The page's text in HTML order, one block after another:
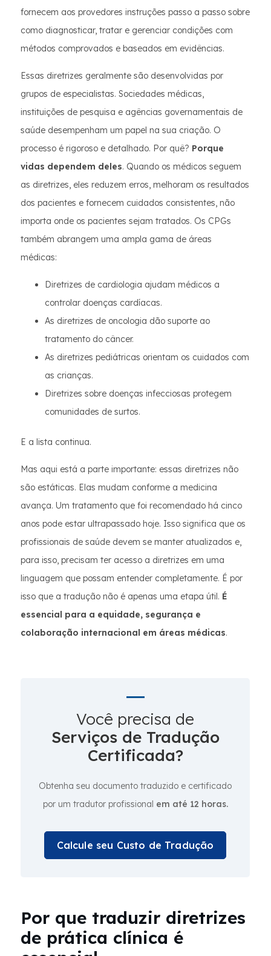
fornecem aos provedores instruções passo a passo sobre
como diagnosticar, tratar e gerenciar condições com
métodos comprovados e baseados em evidências.
Essas diretrizes geralmente são desenvolvidas por
grupos de especialistas. Sociedades médicas,
instituições de pesquisa e agências governamentais de
saúde desempenham um papel na sua criação. O
processo é rigoroso e detalhado. Por quê? Porque
vidas dependem deles. Quando os médicos seguem
as diretrizes, eles reduzem erros, melhoram os resultados
dos pacientes e fornecem cuidados consistentes, não
importa onde os pacientes sejam tratados. Os CPGs
também abrangem uma ampla gama de áreas
médicas:
Diretrizes de cardiologia ajudam médicos a
controlar doenças cardíacas.
As diretrizes de oncologia dão suporte ao
tratamento do câncer.
As diretrizes pediátricas orientam os cuidados com
as crianças.
Diretrizes sobre doenças infecciosas protegem
comunidades de surtos.
E a lista continua.
Mas aqui está a parte importante: essas diretrizes não
são estáticas. Elas mudam conforme a medicina
avança. Um tratamento que foi recomendado há cinco
anos pode estar ultrapassado hoje. Isso significa que os
profissionais de saúde devem se manter atualizados e,
para isso, precisam ter acesso a diretrizes em uma
linguagem que possam entender completamente. É por
isso que a tradução não é apenas uma etapa útil. É
essencial para a equidade, segurança e
colaboração internacional em áreas médicas.
Você precisa de
Serviços de Tradução
Certificada?
Obtenha seu documento traduzido e certificado
por um tradutor profissional em até 12 horas.
Calcule seu Custo de Tradução
Por que traduzir diretrizes
de prática clínica é